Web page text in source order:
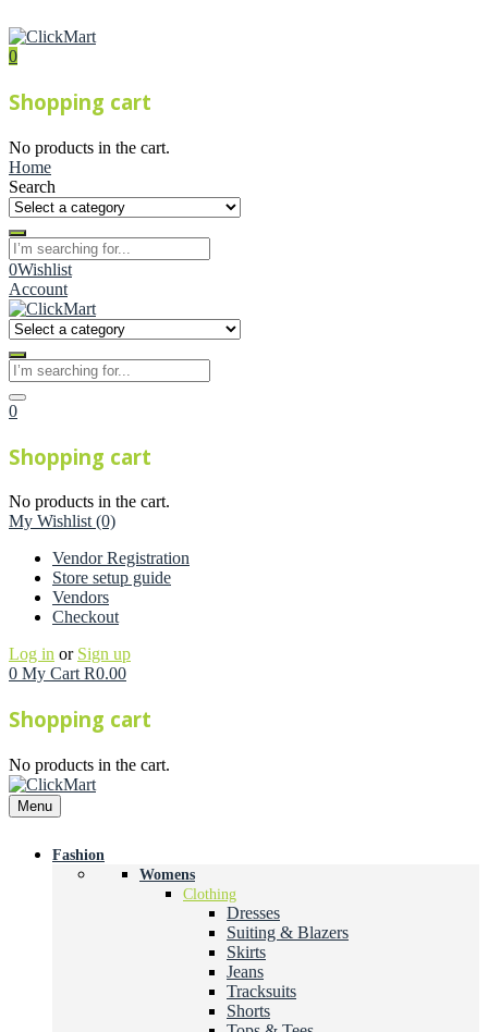
0
Shopping cart
No products in the cart.
Home
Search
0Wishlist
Account
0
Shopping cart
No products in the cart.
My Wishlist (0)
Vendor Registration
Store setup guide
Vendors
Checkout
Log in or Sign up
0 My Cart R0.00
Shopping cart
No products in the cart.
Menu
Fashion
Womens
Clothing
Dresses
Suiting & Blazers
Skirts
Jeans
Tracksuits
Shorts